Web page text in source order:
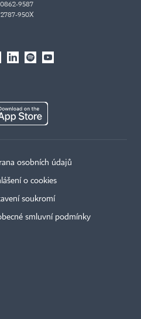
9587
950X
osobních údajů
o cookies
soukromí
smluvní podmínky